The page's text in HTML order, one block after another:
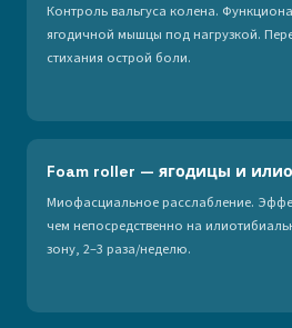
Контроль вальгуса колена.
ягодичной мышцы под нагрузкой.
стихания острой боли.
Foam roller — ягодицы и
Миофасциальное расслабление.
чем непосредственно на
зону, 2–3 раза/неделю.